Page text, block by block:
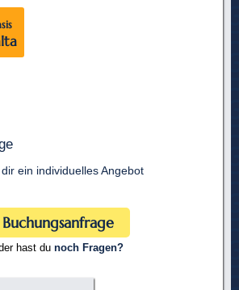
ein individuelles Angebot
Buchungsanfrage
hast du noch Fragen?